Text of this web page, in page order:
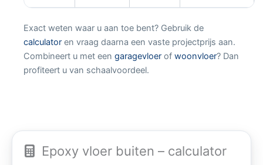
Exact weten waar u aan toe bent? Gebruik de
calculator en vraag daarna een vaste projectprijs aan.
Combineert u met een garagevloer of woonvloer? Dan
profiteert u van schaalvoordeel.
Epoxy vloer buiten – calculator